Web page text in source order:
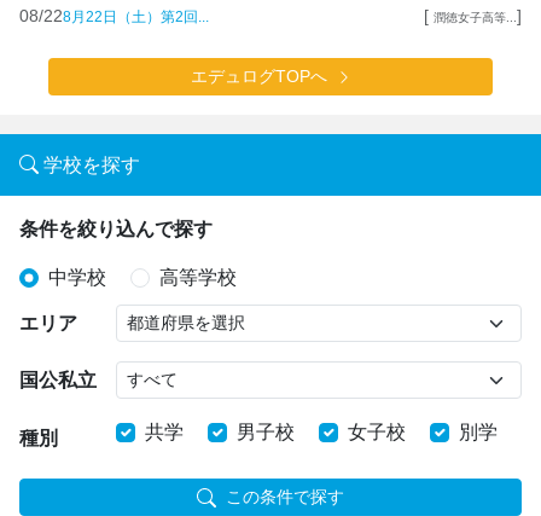
08/228月22日（土）第2回... [ 潤徳女子高等... ]
エデュログTOPへ
学校を探す
条件を絞り込んで探す
中学校 高等学校
エリア
国公私立
種別 共学 男子校 女子校 別学
この条件で探す